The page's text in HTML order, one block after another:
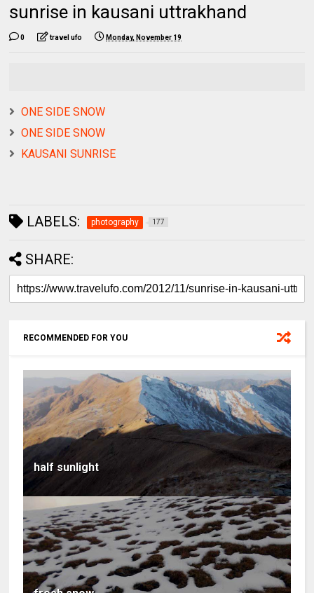
sunrise in kausani uttrakhand
0 travel ufo Monday, November 19
ONE SIDE SNOW
ONE SIDE SNOW
KAUSANI SUNRISE
LABELS: photography 177
SHARE:
RECOMMENDED FOR YOU
half sunlight